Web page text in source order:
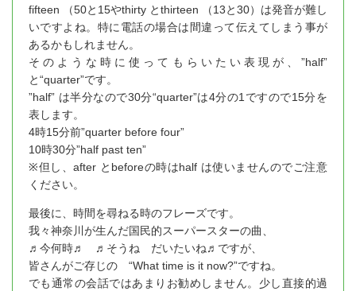
fifteen （50と15やthirty とthirteen （13と30）は発音が難し
いですよね。特に電話の場合は間違って伝えてしまう事が
あるかもしれません。
そのような時に使ってもらいたい表現が、”half”
と“quarter”です。
”half” は半分なので30分“quarter”は4分の1ですので15分を
表します。
4時15分前”quarter before four”
10時30分”half past ten”
※但し、after とbeforeの時はhalf は使いませんのでご注意
ください。
最後に、時間を尋ねる時のフレーズです。
我々神奈川が生んだ国民的スーパースターの曲、
♬今何時♬ ♬そうね だいたいね♬ですが、
皆さんがご存じの “What time is it now?”ですね。
でも通常の会話ではあまりお勧めしません。少し直接的過